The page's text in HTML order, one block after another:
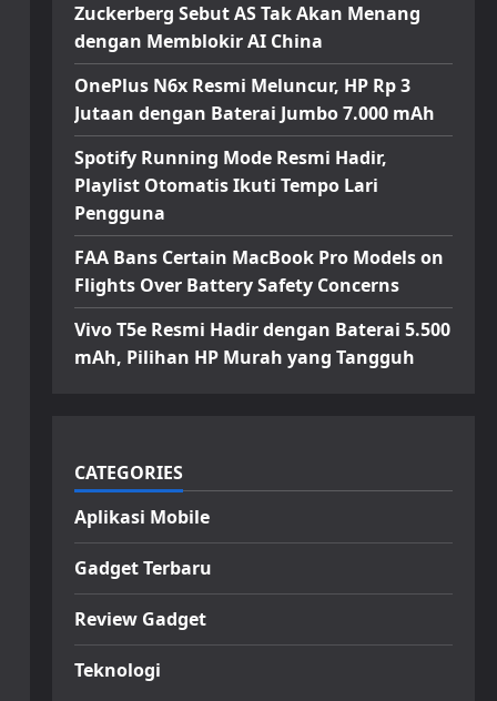
Zuckerberg Sebut AS Tak Akan Menang
dengan Memblokir AI China
OnePlus N6x Resmi Meluncur, HP Rp 3
Jutaan dengan Baterai Jumbo 7.000 mAh
Spotify Running Mode Resmi Hadir,
Playlist Otomatis Ikuti Tempo Lari
Pengguna
FAA Bans Certain MacBook Pro Models on
Flights Over Battery Safety Concerns
Vivo T5e Resmi Hadir dengan Baterai 5.500
mAh, Pilihan HP Murah yang Tangguh
CATEGORIES
Aplikasi Mobile
Gadget Terbaru
Review Gadget
Teknologi